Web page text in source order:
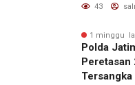
Menulis
43
1 minggu
Polda
Peretasan